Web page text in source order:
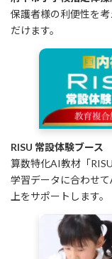
保護者様の利便性を
だけます。
RISU 常設体験ブース
算数特化AI教材「
学習データに合わせ
上をサポートします。